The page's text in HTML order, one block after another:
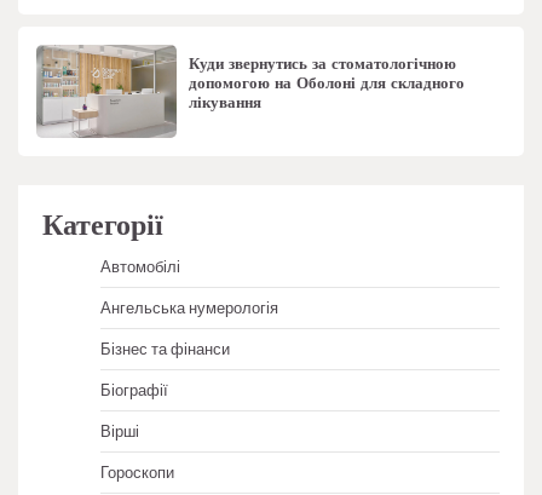
Куди звернутись за стоматологічною
допомогою на Оболоні для складного
лікування
Категорії
Автомобілі
Ангельська нумерологія
Бізнес та фінанси
Біографії
Вірші
Гороскопи